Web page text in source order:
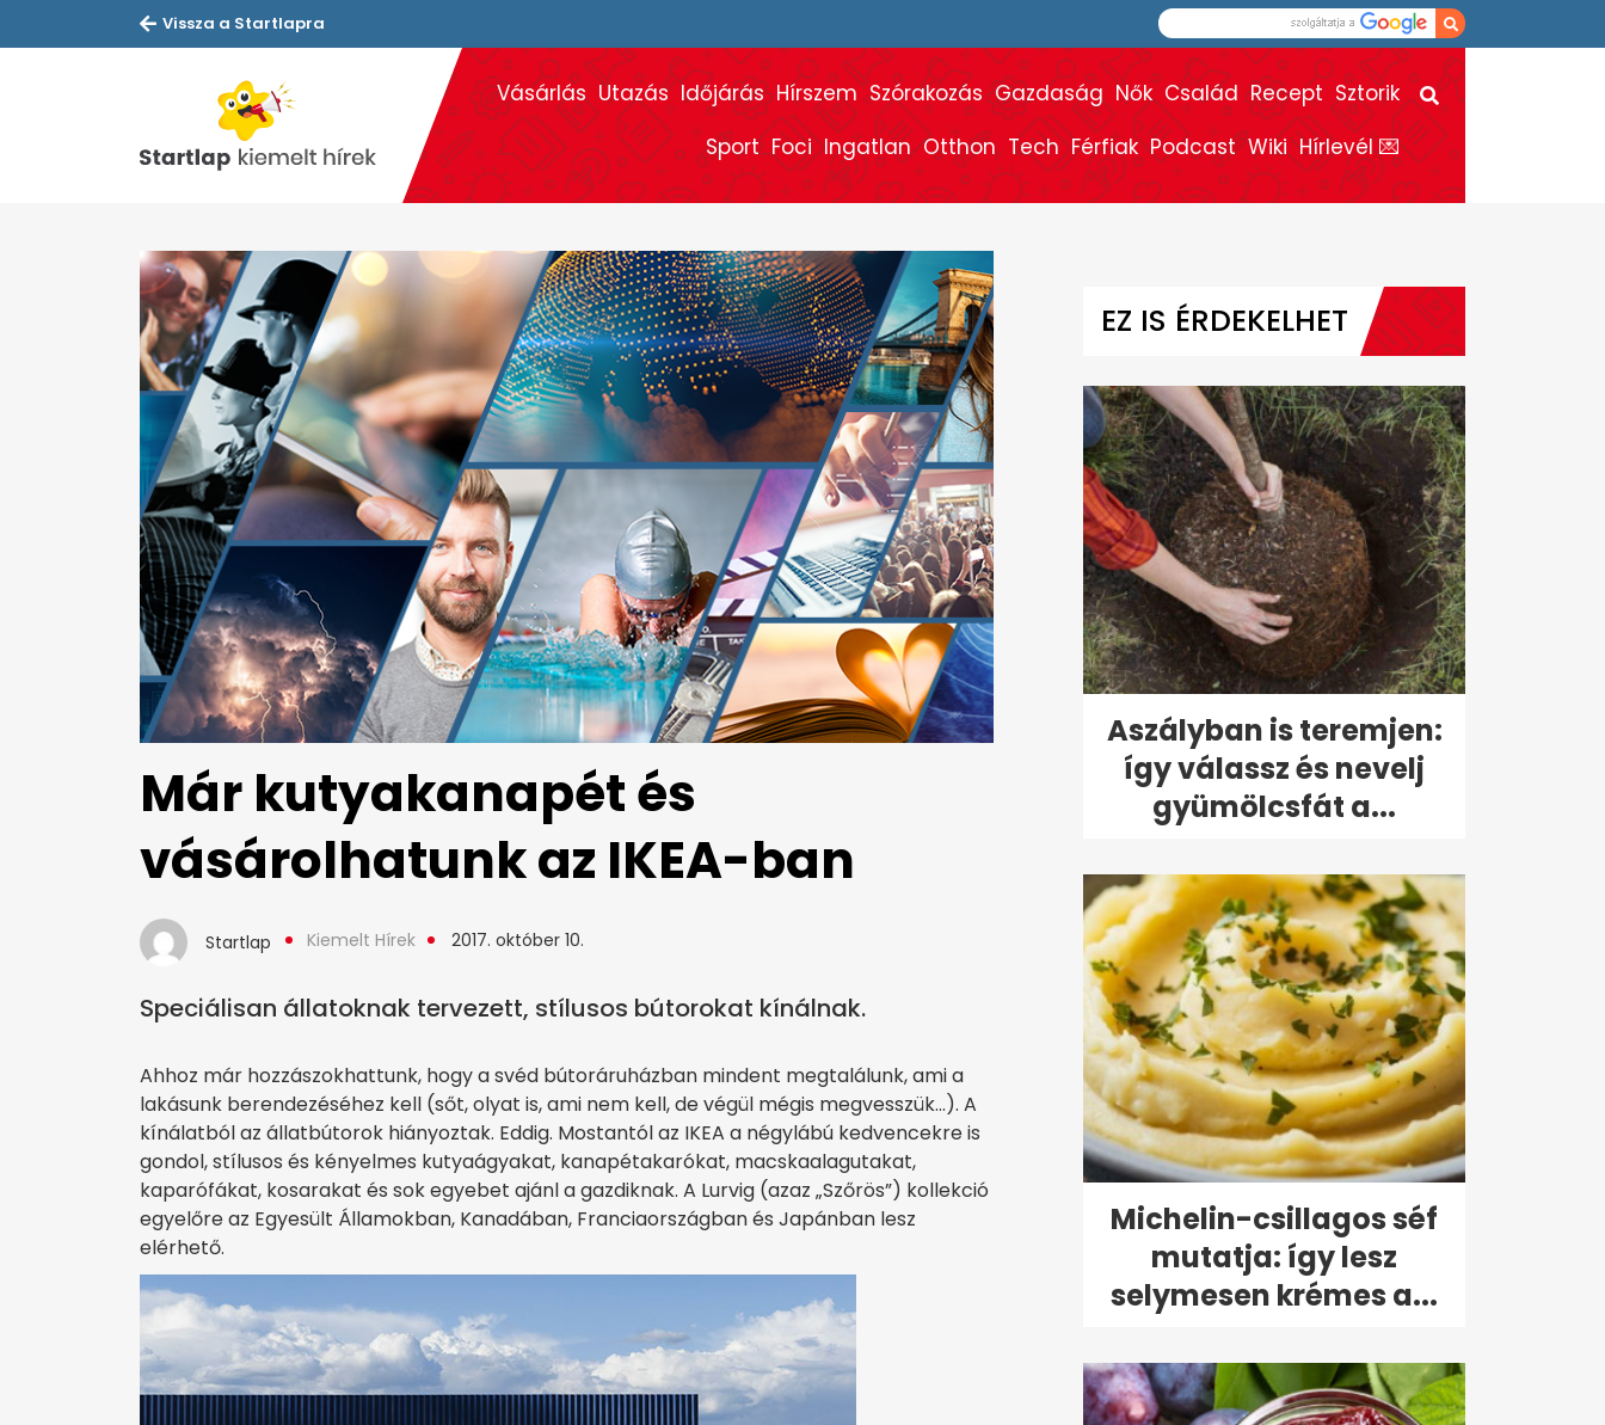
Vissza a Startlapra
Vásárlás Utazás Időjárás Hírszem Szórakozás Gazdaság Nők Család Recept Sztorik
Sport Foci Ingatlan Otthon Tech Férfiak Podcast Wiki Hírlevél 💌
Már kutyakanapét és
vásárolhatunk az IKEA-ban
Startlap Kiemelt Hírek 2017. október 10.
Speciálisan állatoknak tervezett, stílusos bútorokat kínálnak.
Ahhoz már hozzászokhattunk, hogy a svéd bútoráruházban mindent megtalálunk, ami a
lakásunk berendezéséhez kell (sőt, olyat is, ami nem kell, de végül mégis megvesszük…). A
kínálatból az állatbútorok hiányoztak. Eddig. Mostantól az IKEA a négylábú kedvencekre is
gondol, stílusos és kényelmes kutyaágyakat, kanapétakarókat, macskaalagutakat,
kaparófákat, kosarakat és sok egyebet ajánl a gazdiknak. A Lurvig (azaz „Szőrös”) kollekció
egyelőre az Egyesült Államokban, Kanadában, Franciaországban és Japánban lesz
elérhető.
EZ IS ÉRDEKELHET
Aszályban is teremjen:
így válassz és nevelj
gyümölcsfát a...
Michelin-csillagos séf
mutatja: így lesz
selymesen krémes a...